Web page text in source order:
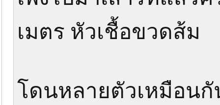
เมตร​ หัวเชื้อขวดส้ม
โดนหลายตัวเหมือน